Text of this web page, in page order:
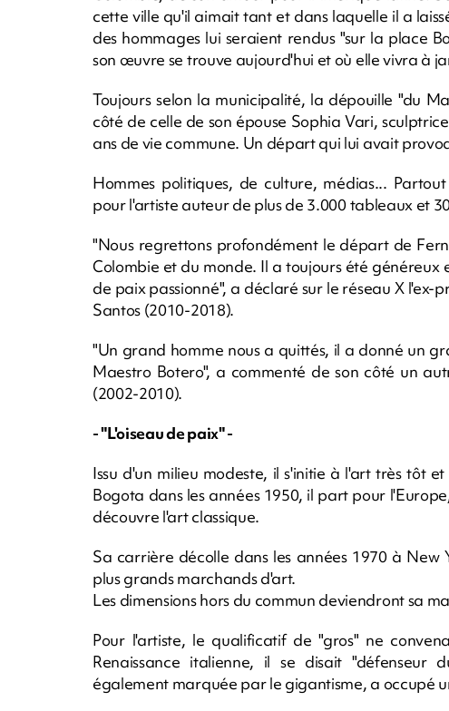
cette ville qu'il aimait tant et dans laquelle il a
des hommages lui seraient rendus "sur la place
son œuvre se trouve aujourd'hui et où elle vivra à
Toujours selon la municipalité, la dépouille "du
côté de celle de son épouse Sophia Vari,
ans de vie commune. Un départ qui lui avait
Hommes politiques, de culture, médias...
pour l'artiste auteur de plus de 3.000 tableaux et
"Nous regrettons profondément le départ de
Colombie et du monde. Il a toujours été généreux
de paix passionné", a déclaré sur le réseau X
Santos (2010-2018).
"Un grand homme nous a quittés, il a donné un
Maestro Botero", a commenté de son côté un
(2002-2010).
- "L'oiseau de paix" -
Issu d'un milieu modeste, il s'initie à l'art très tôt
Bogota dans les années 1950, il part pour
découvre l'art classique.
Sa carrière décolle dans les années 1970 à
plus grands marchands d'art.
Les dimensions hors du commun deviendront sa
Pour l'artiste, le qualificatif de "gros" ne
Renaissance italienne, il se disait
également marquée par le gigantisme, a occupé